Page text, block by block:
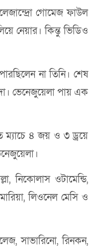
গোমেজ ফাউল
নেয়ার। কিন্তু ভিডিও
না তিনি। শেষ
ভেনেজুয়েলা পায় এক
ম্যাচে ৪ জয় ও ৩ ড্রয়ে
নিকোলাস ওটামেন্ডি,
লিওনেল মেসি ও
সাভারিনো, রিনকন,